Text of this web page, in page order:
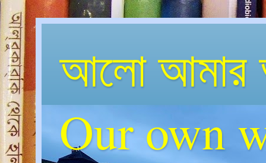
আলো আমার
Our own